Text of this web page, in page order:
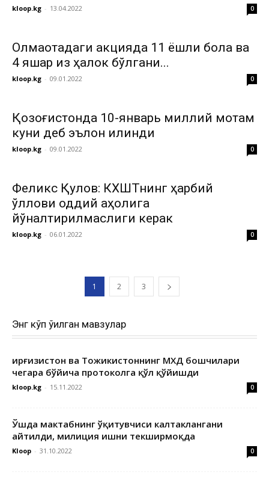
kloop.kg - 13.04.2022 0
Олмаотадаги акцияда 11 ёшли бола ва
4 яшар қиз ҳалок бўлгани...
kloop.kg - 09.01.2022 0
Қозоғистонда 10-январь миллий мотам
куни деб эълон қилинди
kloop.kg - 09.01.2022 0
Феликс Қулов: КХШТнинг ҳарбий
қўллови оддий аҳолига
йўналтирилмаслиги керак
kloop.kg - 06.01.2022 0
1 2 3
Энг кўп ўқилган мавзулар
Қирғизистон ва Тожикистоннинг МХДҚ бошчилари
чегара бўйича протоколга қўл қўйишди
kloop.kg - 15.11.2022 0
Ўшда мактабнинг ўқитувчиси калтаклангани
айтилди, милиция ишни текширмоқда
Kloop - 31.10.2022 0